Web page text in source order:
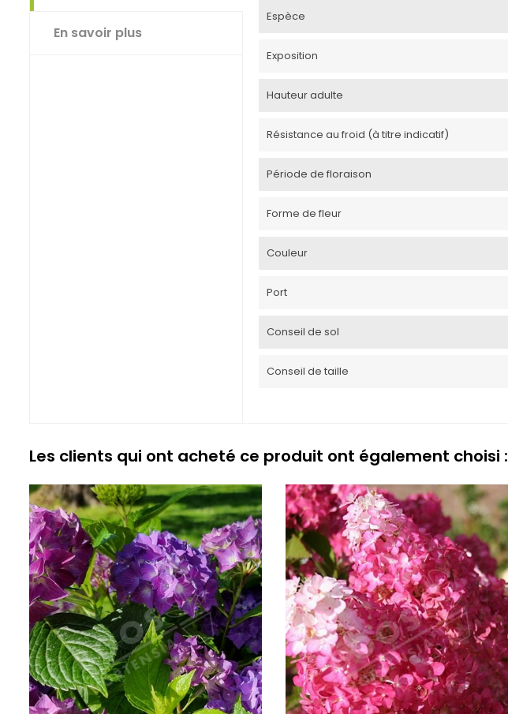
En savoir plus
Espèce
Exposition
Hauteur adulte
Résistance au froid (à titre indicatif)
Période de floraison
Forme de fleur
Couleur
Port
Conseil de sol
Conseil de taille
Les clients qui ont acheté ce produit ont également choisi :